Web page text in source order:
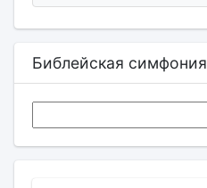
Библейская симфония